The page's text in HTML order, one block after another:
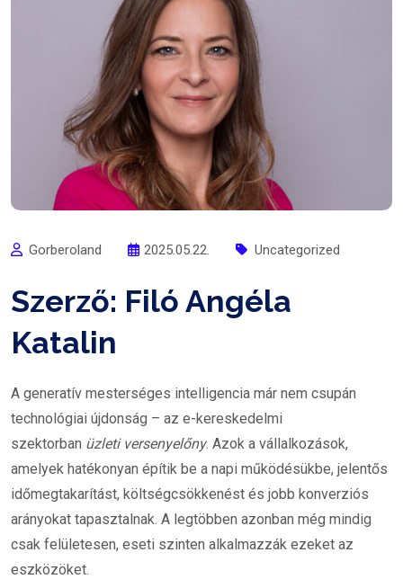
Gorberoland 2025.05.22. Uncategorized
Szerző: Filó Angéla
Katalin
A generatív mesterséges intelligencia már nem csupán
technológiai újdonság – az e-kereskedelmi
szektorban üzleti versenyelőny. Azok a vállalkozások,
amelyek hatékonyan építik be a napi működésükbe, jelentős
időmegtakarítást, költségcsökkenést és jobb konverziós
arányokat tapasztalnak. A legtöbben azonban még mindig
csak felületesen, eseti szinten alkalmazzák ezeket az
eszközöket.